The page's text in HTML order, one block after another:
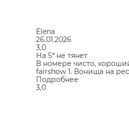
Elena
26.01.2026
3,0
На 5* не тянет
В номере чисто,
fairshow 1. Вонища на
Подробнее
3,0